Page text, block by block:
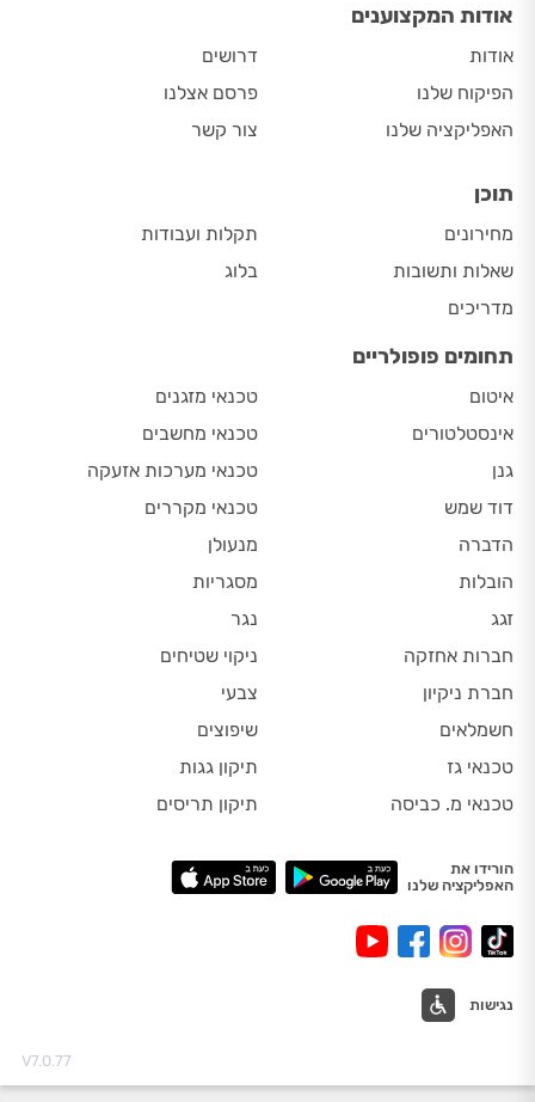
אודות המקצוענים
אודות
הפיקוח שלנו
האפליקציה שלנו
דרושים
פרסם אצלנו
צור קשר
תוכן
מחירונים
שאלות ותשובות
מדריכים
תקלות ועבודות
בלוג
תחומים פופולריים
איטום
אינסטלטורים
גנן
דוד שמש
הדברה
הובלות
זגג
חברות אחזקה
חברת ניקיון
חשמלאים
טכנאי גז
טכנאי מ. כביסה
טכנאי מזגנים
טכנאי מחשבים
טכנאי מערכות אזעקה
טכנאי מקררים
מנעולן
מסגריות
נגר
ניקוי שטיחים
צבעי
שיפוצים
תיקון גגות
תיקון תריסים
הורידו את
האפליקציה שלנו
נגישות
V7.0.77